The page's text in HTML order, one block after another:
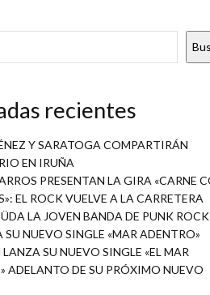
recientes
Y SARATOGA COMPARTIRÁN
EN IRUÑA
PRESENTAN LA GIRA «CARNE
EL ROCK VUELVE A LA CARRETERA
LA JOVEN BANDA DE PUNK ROCK
SU NUEVO SINGLE «MAR ADENTRO»
SU NUEVO SINGLE «EL MAR
ADELANTO DE SU PRÓXIMO NUEVO